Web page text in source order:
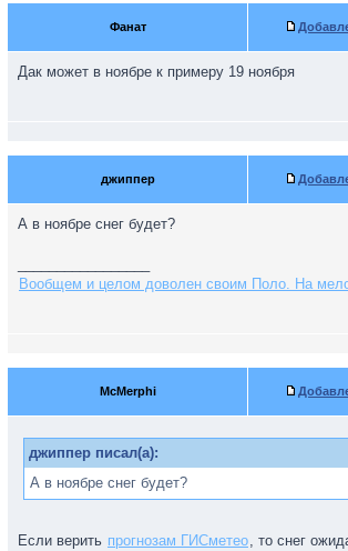
Фанат
Дак может в ноябре к примеру 19 ноября
джиппер
А в ноябре снег будет?
Вообщем и целом доволен своим Поло. На
McMerphi
джиппер писал(а):
А в ноябре снег будет?
Если верить прогнозам ГИСметео, то снег